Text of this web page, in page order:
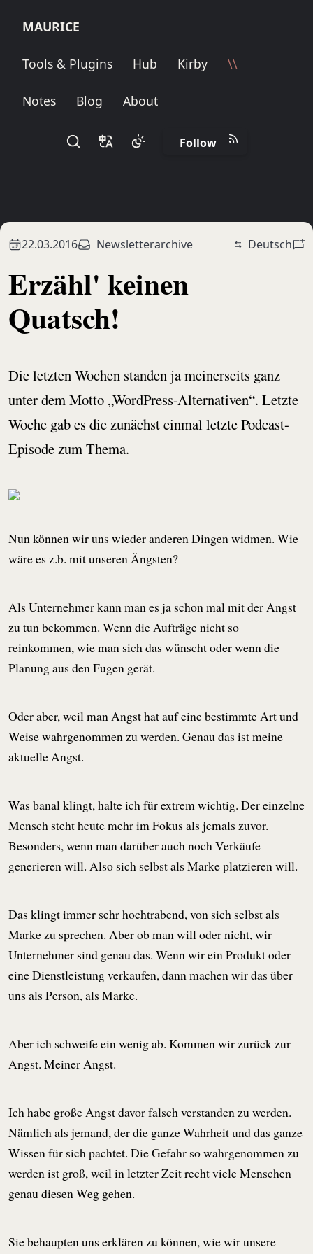
MAURICE
Tools & Plugins Hub Kirby \\
Notes Blog About
Follow
22.03.2016 Newsletterarchive Deutsch
Erzähl' keinen
Quatsch!
Die letzten Wochen standen ja meinerseits ganz
unter dem Motto „WordPress-Alternativen“. Letzte
Woche gab es die zunächst einmal letzte Podcast-
Episode zum Thema.
Nun können wir uns wieder anderen Dingen widmen. Wie
wäre es z.b. mit unseren Ängsten?
Als Unternehmer kann man es ja schon mal mit der Angst
zu tun bekommen. Wenn die Aufträge nicht so
reinkommen, wie man sich das wünscht oder wenn die
Planung aus den Fugen gerät.
Oder aber, weil man Angst hat auf eine bestimmte Art und
Weise wahrgenommen zu werden. Genau das ist meine
aktuelle Angst.
Was banal klingt, halte ich für extrem wichtig. Der einzelne
Mensch steht heute mehr im Fokus als jemals zuvor.
Besonders, wenn man darüber auch noch Verkäufe
generieren will. Also sich selbst als Marke platzieren will.
Das klingt immer sehr hochtrabend, von sich selbst als
Marke zu sprechen. Aber ob man will oder nicht, wir
Unternehmer sind genau das. Wenn wir ein Produkt oder
eine Dienstleistung verkaufen, dann machen wir das über
uns als Person, als Marke.
Aber ich schweife ein wenig ab. Kommen wir zurück zur
Angst. Meiner Angst.
Ich habe große Angst davor falsch verstanden zu werden.
Nämlich als jemand, der die ganze Wahrheit und das ganze
Wissen für sich pachtet. Die Gefahr so wahrgenommen zu
werden ist groß, weil in letzter Zeit recht viele Menschen
genau diesen Weg gehen.
Sie behaupten uns erklären zu können, wie wir unsere